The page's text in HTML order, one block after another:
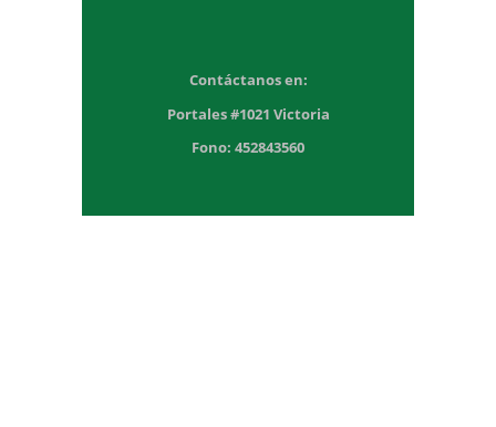
Contáctanos en:
Portales #1021 Victoria
Fono: 452843560